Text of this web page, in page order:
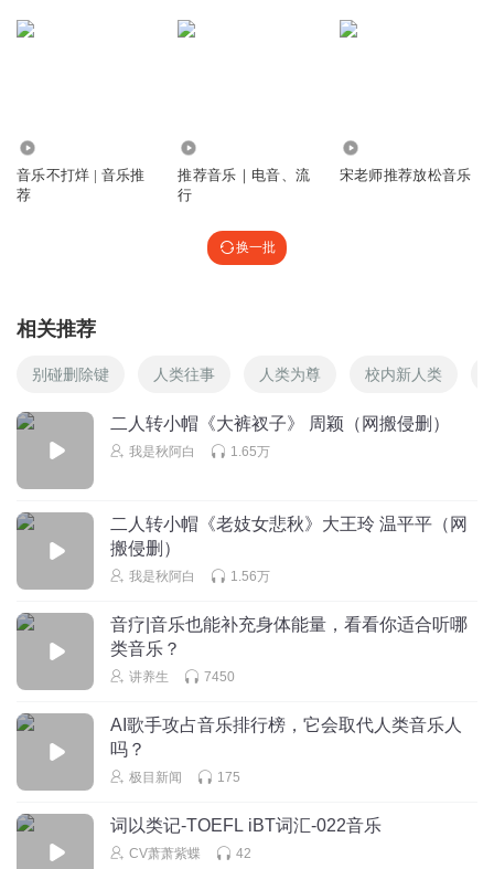
音乐不打烊 | 音乐推
荐
推荐音乐｜电音、流
行
宋老师推荐放松音乐
换一批
相关推荐
别碰删除键 人类往事 人类为尊 校内新人类
二人转小帽《大裤衩子》 周颖（网搬侵删）
我是秋阿白 1.65万
二人转小帽《老妓女悲秋》大王玲 温平平（网
搬侵删）
我是秋阿白 1.56万
音疗|音乐也能补充身体能量，看看你适合听哪
类音乐？
讲养生 7450
AI歌手攻占音乐排行榜，它会取代人类音乐人
吗？
极目新闻 175
词以类记-TOEFL iBT词汇-022音乐
CV萧萧紫蝶 42